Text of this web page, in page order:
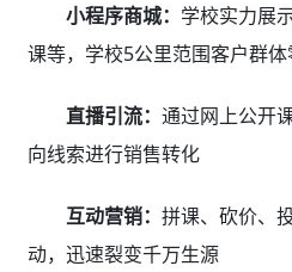
小程序商城： 学校实力展
课等，学校5公里范围客户群
直播引流： 通过网上公开
向线索进行销售转化
互动营销： 拼课、砍价、
动，迅速裂变千万生源